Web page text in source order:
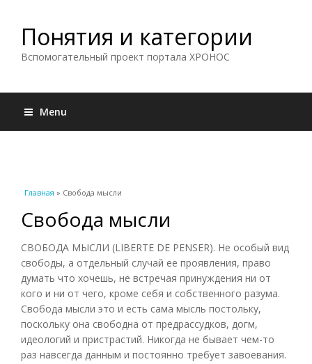
Понятия и категории
Вспомогательный проект портала ХРОНОС
Menu
Вы здесь
Главная » Свобода мысли
Свобода мысли
СВОБОДА МЫСЛИ (LIBERTE DE PENSER). Не особый вид
свободы, а отдельный случай ее проявления, право
думать что хочешь, не встречая принуждения ни от
кого и ни от чего, кроме себя и собственного разума.
Свобода мысли это и есть сама мысль постольку,
поскольку она свободна от предрассудков, догм,
идеологий и пристрастий. Никогда не бывает чем-то
раз навсегда данным и постоянно требует завоевания.